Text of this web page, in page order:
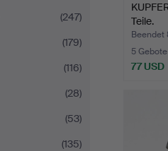
(247)
(179)
(116)
(28)
(53)
(135)
Teile.
Beendet
5 Gebote
77 USD